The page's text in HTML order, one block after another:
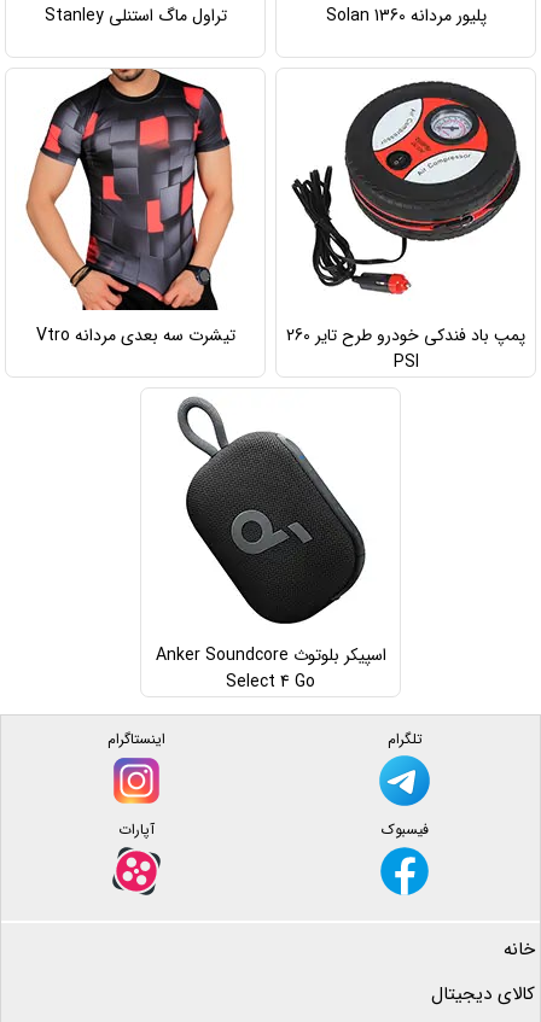
پلیور مردانه Solan 1360 تراول ماگ استنلی Stanley
پمپ باد فندکی خودرو طرح تایر 260
PSI
تیشرت سه بعدی مردانه Vtro
اسپیکر بلوتوث Anker Soundcore
Select 4 Go
تلگرام اینستاگرام
فیسبوک آپارات
خانه
کالای دیجیتال